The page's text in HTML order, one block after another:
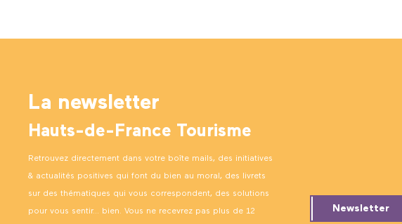
La newsletter
Hauts-de-France Tourisme
Retrouvez directement dans votre boîte mails, des initiatives
& actualités positives qui font du bien au moral, des livrets
sur des thématiques qui vous correspondent, des solutions
pour vous sentir… bien. Vous ne recevrez pas plus de 12 Newsletter